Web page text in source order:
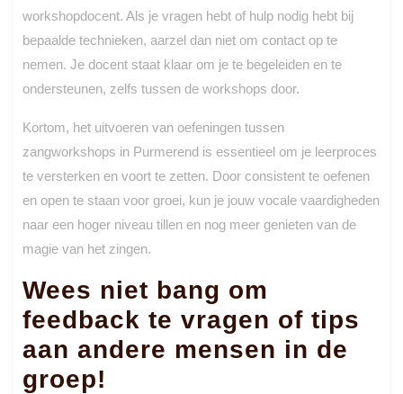
workshopdocent. Als je vragen hebt of hulp nodig hebt bij
bepaalde technieken, aarzel dan niet om contact op te
nemen. Je docent staat klaar om je te begeleiden en te
ondersteunen, zelfs tussen de workshops door.
Kortom, het uitvoeren van oefeningen tussen
zangworkshops in Purmerend is essentieel om je leerproces
te versterken en voort te zetten. Door consistent te oefenen
en open te staan voor groei, kun je jouw vocale vaardigheden
naar een hoger niveau tillen en nog meer genieten van de
magie van het zingen.
Wees niet bang om
feedback te vragen of tips
aan andere mensen in de
groep!